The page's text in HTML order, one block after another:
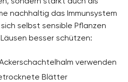
nachhaltig das Immunsystem
selbst sensible Pflanzen
besser schützen:
verwenden
Blätter